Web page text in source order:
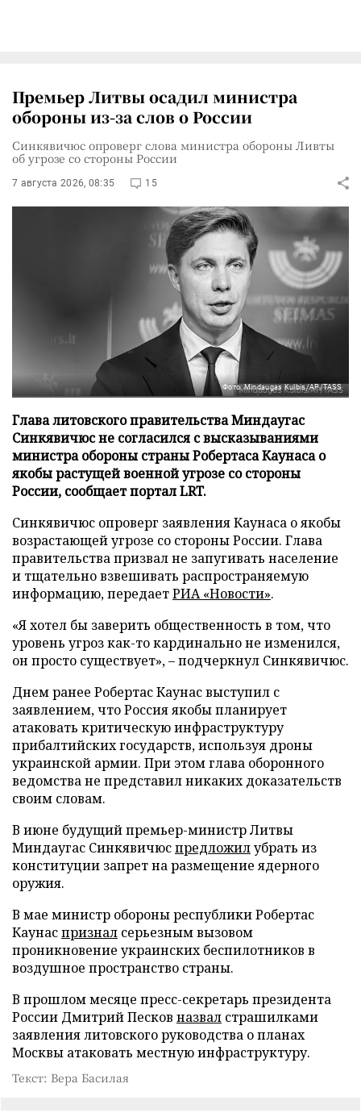
Премьер Литвы осадил министра
обороны из-за слов о России
Синкявичюс опроверг слова министра обороны Ливты
об угрозе со стороны России
7 августа 2026, 08:35 15
Фото: Mindaugas Kulbis/AP/TASS
Глава литовского правительства Миндаугас
Синкявичюс не согласился с высказываниями
министра обороны страны Робертаса Каунаса о
якобы растущей военной угрозе со стороны
России, сообщает портал LRT.
Синкявичюс опроверг заявления Каунаса о якобы
возрастающей угрозе со стороны России. Глава
правительства призвал не запугивать население
и тщательно взвешивать распространяемую
информацию, передаетРИА «Новости».
«Я хотел бы заверить общественность в том, что
уровень угроз как-то кардинально не изменился,
он просто существует», – подчеркнул Синкявичюс.
Днем ранее Робертас Каунас выступил с
заявлением, что Россия якобы планирует
атаковать критическую инфраструктуру
прибалтийских государств, используя дроны
украинской армии. При этом глава оборонного
ведомства не представил никаких доказательств
своим словам.
В июне будущий премьер-министр Литвы
Миндаугас Синкявичюспредложилубрать из
конституции запрет на размещение ядерного
оружия.
В мае министр обороны республики Робертас
Каунаспризнал серьезным вызовом
проникновение украинских беспилотников в
воздушное пространство страны.
В прошлом месяце пресс-секретарь президента
России Дмитрий Песков назвал страшилками
заявления литовского руководства о планах
Москвы атаковать местную инфраструктуру.
Текст: Вера Басилая